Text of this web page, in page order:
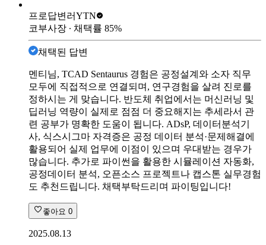
프로답변러YTN
코부사장 ∙ 채택률 85%
채택된 답변
멘티님, TCAD Sentaurus 경험은 공정설계와 소자 직무
모두에 직접적으로 연결되며, 연구경험을 살려 진로를
정하시는 게 맞습니다. 반도체 취업에서는 머신러닝 및
딥러닝 역량이 실제로 점점 더 중요해지는 추세라서 관
련 공부가 명확한 도움이 됩니다. ADsP, 데이터분석기
사, 식스시그마 자격증은 공정 데이터 분석·문제해결에
활용되어 실제 업무에 이점이 있으며 우대받는 경우가
많습니다. 추가로 파이썬을 활용한 시뮬레이션 자동화,
공정데이터 분석, 오픈소스 프로젝트나 캡스톤 실무경험
도 추천드립니다. 채택부탁드리며 파이팅입니다!
좋아요 0
2025.08.13